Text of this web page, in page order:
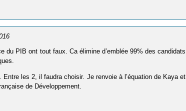
du PIB ont tout faux. Ca élimine d’emblée 99% des candidats
les 2, il faudra choisir. Je renvoie à l’équation de Kaya et
de Développement.